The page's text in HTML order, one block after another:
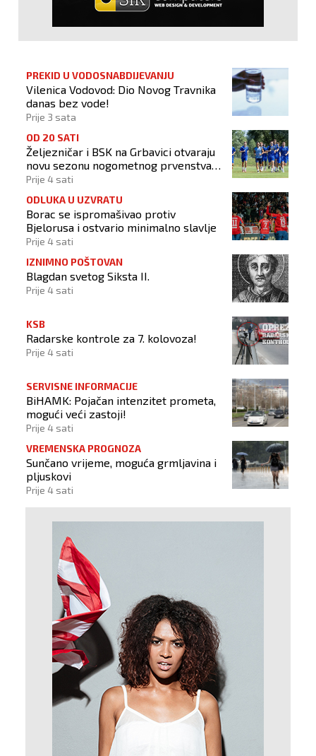
PREKID U VODOSNABDIJEVANJU
Vilenica Vodovod: Dio Novog Travnika
danas bez vode!
Prije 3 sata
OD 20 SATI
Željezničar i BSK na Grbavici otvaraju
novu sezonu nogometnog prvenstva
BiH
Prije 4 sati
ODLUKA U UZVRATU
Borac se ispromašivao protiv
Bjelorusa i ostvario minimalno slavlje
Prije 4 sati
IZNIMNO POŠTOVAN
Blagdan svetog Siksta II.
Prije 4 sati
KSB
Radarske kontrole za 7. kolovoza!
Prije 4 sati
SERVISNE INFORMACIJE
BiHAMK: Pojačan intenzitet prometa,
mogući veći zastoji!
Prije 4 sati
VREMENSKA PROGNOZA
Sunčano vrijeme, moguća grmljavina i
pljuskovi
Prije 4 sati